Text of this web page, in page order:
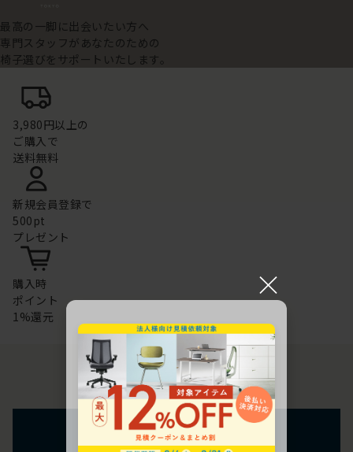
最高の一脚に出会いたい方へ
専門スタッフがあなたのための
椅子選びをサポートいたします。
3,980円以上の
ご購入で
送料無料
新規会員登録で
500pt
プレゼント
購入時
ポイント
1%還元
お問い合わせ
フォームからのお問い合わせ
×